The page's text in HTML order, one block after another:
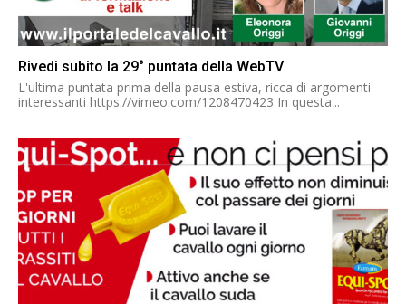
Rivedi subito la 29° puntata della WebTV
L'ultima puntata prima della pausa estiva, ricca di argomenti
interessanti https://vimeo.com/1208470423 In questa...